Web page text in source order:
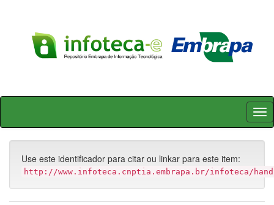
Skip
Use este identificador para citar ou linkar para este item:
http://www.infoteca.cnptia.embrapa.br/infoteca/